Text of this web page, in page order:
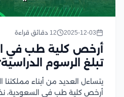
2025-12-03 12 دقائق قراءة
أرخص كلية طب في
تبلغ الرسوم
يتساءل العديد من أبناء مملكتنا
أرخص كلية طب في السعودية،